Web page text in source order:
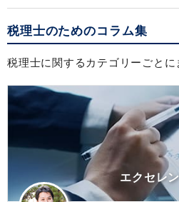
税理士のためのコラム集
税理士に関するカテゴリーごとに
エクセレ